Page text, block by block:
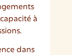
à
dans